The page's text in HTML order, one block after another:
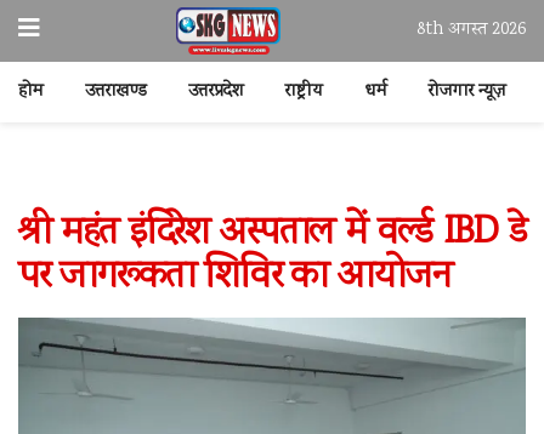
8th अगस्त 2026
होम उत्तराखण्ड उत्तरप्रदेश राष्ट्रीय धर्म रोजगार न्यूज़
श्री महंत इंदिरेश अस्पताल में वर्ल्ड IBD डे
पर जागरूकता शिविर का आयोजन